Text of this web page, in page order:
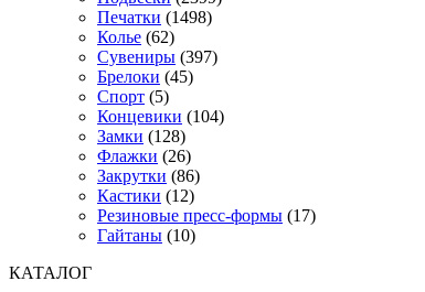
Печатки (1498)
Колье (62)
Сувениры (397)
Брелоки (45)
Спорт (5)
Концевики (104)
Замки (128)
Флажки (26)
Закрутки (86)
Кастики (12)
Резиновые пресс-формы (17)
Гайтаны (10)
КАТАЛОГ